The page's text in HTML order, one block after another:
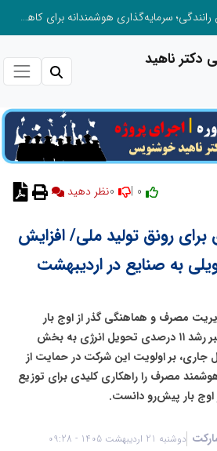
نوآوری و خلاقیت در آموزش رانندگی؛ سرمایه‌گذاری هوشمندانه برای کاهش آسیب‌های اجتماعی و ارتقای ایمنی جامعه
دکتر ناهید
نظر دهید
رونق تولید ملی/ افزایش
به صنایع در اردیبهشت
مصرف و هماهنگی گذر از اوج بار
تابستان ۱۴۰۵، ضمن اعلام خبر رشد ۱۱ درصدی تحویل انرژی به بخش
بر اولویت این شرکت در حمایت از
مصرف را راهکاری کلیدی برای توزیع
اوج بار پیش‌رو دانست.
دوشنبه 21 اردیبهشت 1405 - 09:28